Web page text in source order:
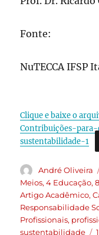
Fonte:
NuTECCA IFSP
Clique e baixe o
Contribuições-
sustentabilidade-1
André Oliveira
Meios,4 Educação,
Artigo Acadêmico,
Responsabilidade
Profissionais,
sustentabilidade